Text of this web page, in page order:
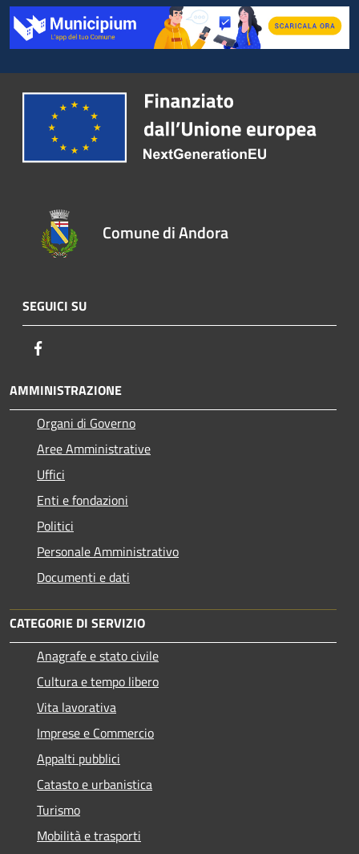
Comune di Andora
SEGUICI SU
AMMINISTRAZIONE
Organi di Governo
Aree Amministrative
Uffici
Enti e fondazioni
Politici
Personale Amministrativo
Documenti e dati
CATEGORIE DI SERVIZIO
Anagrafe e stato civile
Cultura e tempo libero
Vita lavorativa
Imprese e Commercio
Appalti pubblici
Catasto e urbanistica
Turismo
Mobilità e trasporti